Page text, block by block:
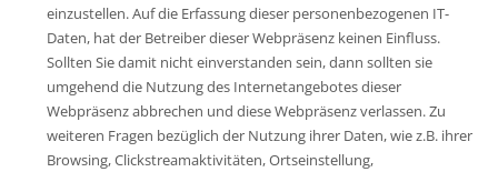
einzustellen. Auf die Erfassung dieser personenbezogenen IT-
Daten, hat der Betreiber dieser Webpräsenz keinen Einfluss.
Sollten Sie damit nicht einverstanden sein, dann sollten sie
umgehend die Nutzung des Internetangebotes dieser
Webpräsenz abbrechen und diese Webpräsenz verlassen. Zu
weiteren Fragen bezüglich der Nutzung ihrer Daten, wie z.B. ihrer
Browsing, Clickstreamaktivitäten, Ortseinstellung,